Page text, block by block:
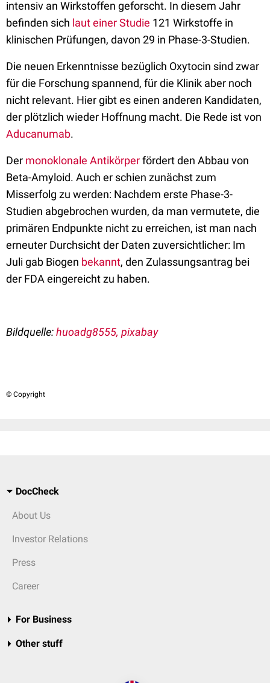
intensiv an Wirkstoffen geforscht. In diesem Jahr
befinden sich laut einer Studie 121 Wirkstoffe in
klinischen Prüfungen, davon 29 in Phase-3-Studien.
Die neuen Erkenntnisse bezüglich Oxytocin sind zwar
für die Forschung spannend, für die Klinik aber noch
nicht relevant. Hier gibt es einen anderen Kandidaten,
der plötzlich wieder Hoffnung macht. Die Rede ist von
Aducanumab.
Der monoklonale Antikörperfördert den Abbau von
Beta-Amyloid. Auch er schien zunächst zum
Misserfolg zu werden: Nachdem erste Phase-3-
Studien abgebrochen wurden, da man vermutete, die
primären Endpunkte nicht zu erreichen, ist man nach
erneuter Durchsicht der Daten zuversichtlicher: Im
Juli gab Biogen bekannt, den Zulassungsantrag bei
der FDA eingereicht zu haben.
Bildquelle:huoadg8555, pixabay
© Copyright
DocCheck
About Us
Investor Relations
Press
Career
For Business
Other stuff